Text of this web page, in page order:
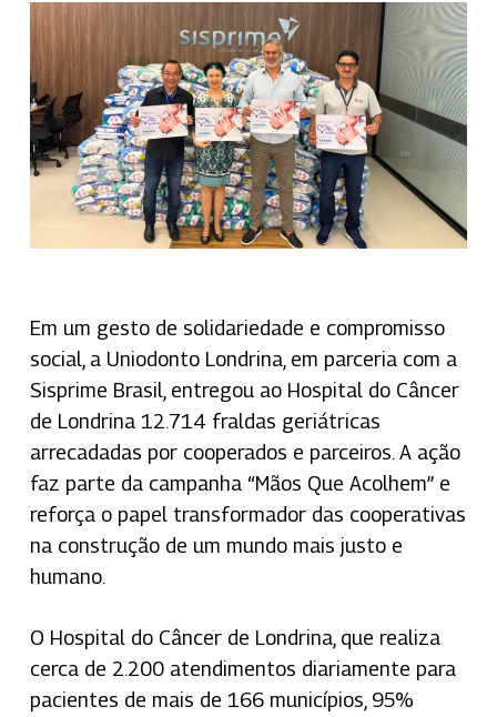
Em um gesto de solidariedade e compromisso
social, a Uniodonto Londrina, em parceria com a
Sisprime Brasil, entregou ao Hospital do Câncer
de Londrina 12.714 fraldas geriátricas
arrecadadas por cooperados e parceiros. A ação
faz parte da campanha “Mãos Que Acolhem” e
reforça o papel transformador das cooperativas
na construção de um mundo mais justo e
humano.
O Hospital do Câncer de Londrina, que realiza
cerca de 2.200 atendimentos diariamente para
pacientes de mais de 166 municípios, 95%